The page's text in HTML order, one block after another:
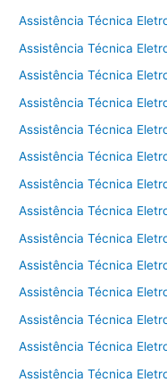
Assistência Técnica
Assistência Técnica
Assistência Técnica
Assistência Técnica
Assistência Técnica
Assistência Técnica
Assistência Técnica
Assistência Técnica
Assistência Técnica
Assistência Técnica
Assistência Técnica
Assistência Técnica
Assistência Técnica
Assistência Técnica